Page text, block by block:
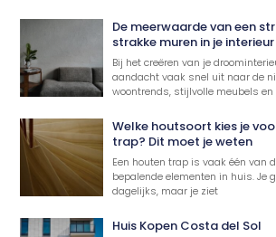
De meerwaarde van een
strakke muren in je interieur
Bij het creëren van je
aandacht vaak snel uit naar de
woontrends, stijlvolle meubels en
Welke houtsoort kies je
trap? Dit moet je weten
Een houten trap is vaak één van
bepalende elementen in huis. Je
dagelijks, maar je ziet
Huis Kopen Costa del Sol